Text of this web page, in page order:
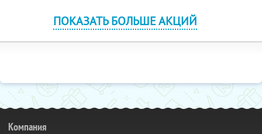
ПОКАЗАТЬ БОЛЬШЕ АКЦИЙ
Компания